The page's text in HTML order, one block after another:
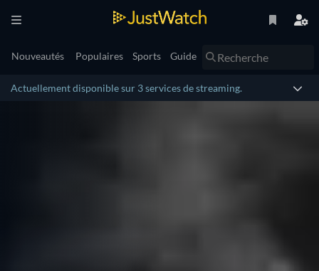
Nouveautés Populaires Sports Guide
Actuellement disponible sur 3 services de streaming.